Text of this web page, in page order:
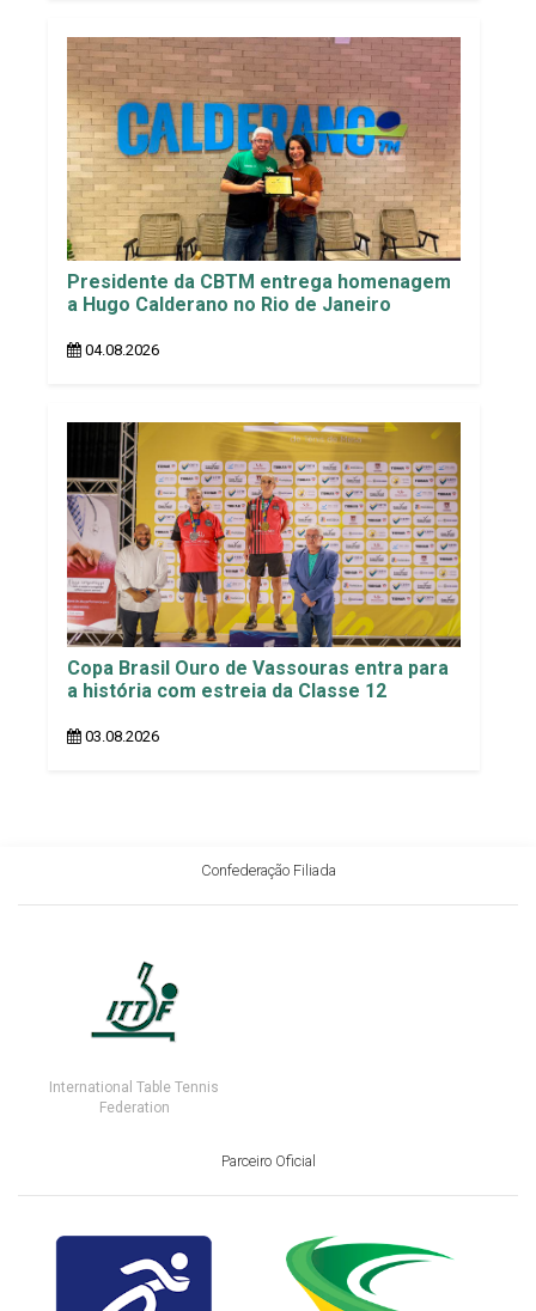
Presidente da CBTM entrega homenagem
a Hugo Calderano no Rio de Janeiro
04.08.2026
Copa Brasil Ouro de Vassouras entra para
a história com estreia da Classe 12
03.08.2026
Confederação Filiada
International Table Tennis
Federation
Parceiro Oficial